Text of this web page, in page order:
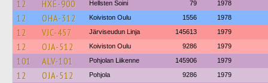
12 HXE-900 Hellsten Soini 79 1978
12 OHA-312 Koiviston Oulu 1556 1978
12 VJC-457 Järviseudun Linja 145613 1979
12 OJA-512 Koiviston Oulu 9286 1979
101 ALV-101 Pohjolan Liikenne 145906 1979
12 OJA-512 Pohjola 9286 1979